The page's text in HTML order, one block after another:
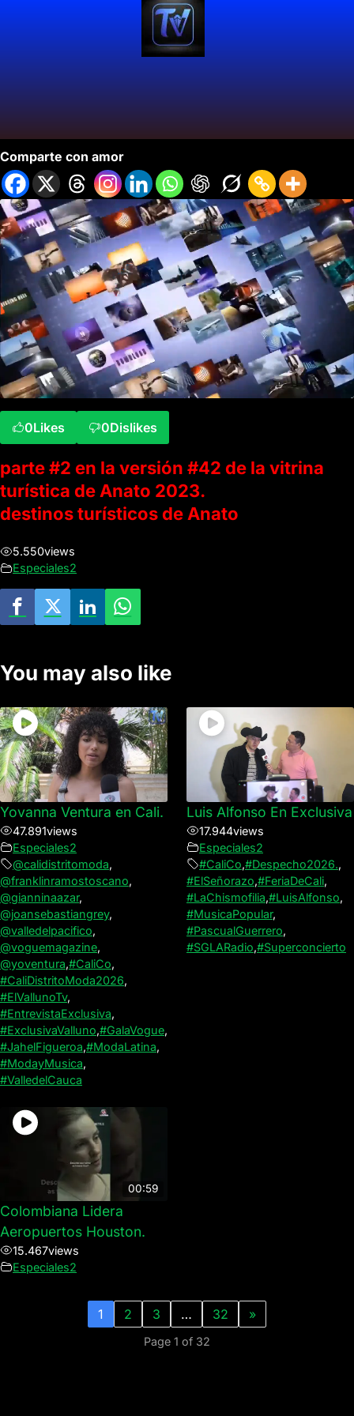
Comparte con amor
0Likes 0Dislikes
parte #2 en la versión #42 de la vitrina
turística de Anato 2023.
destinos turísticos de Anato
5.550views
Especiales2
You may also like
Yovanna Ventura en Cali.
47.891views
Especiales2
@calidistritomoda,
@franklinramostoscano,
@gianninaazar,
@joansebastiangrey,
@valledelpacifico,
@voguemagazine,
@yoventura,#CaliCo,
#CaliDistritoModa2026,
#ElVallunoTv,
#EntrevistaExclusiva,
#ExclusivaValluno,#GalaVogue,
#JahelFigueroa,#ModaLatina,
#ModayMusica,
#ValledelCauca
Luis Alfonso En Exclusiva
17.944views
Especiales2
#CaliCo,#Despecho2026.,
#ElSeñorazo,#FeriaDeCali,
#LaChismofilia,#LuisAlfonso,
#MusicaPopular,
#PascualGuerrero,
#SGLARadio,#Superconcierto
00:59
Colombiana Lidera
Aeropuertos Houston.
15.467views
Especiales2
1 2 3 … 32 »
Page 1 of 32